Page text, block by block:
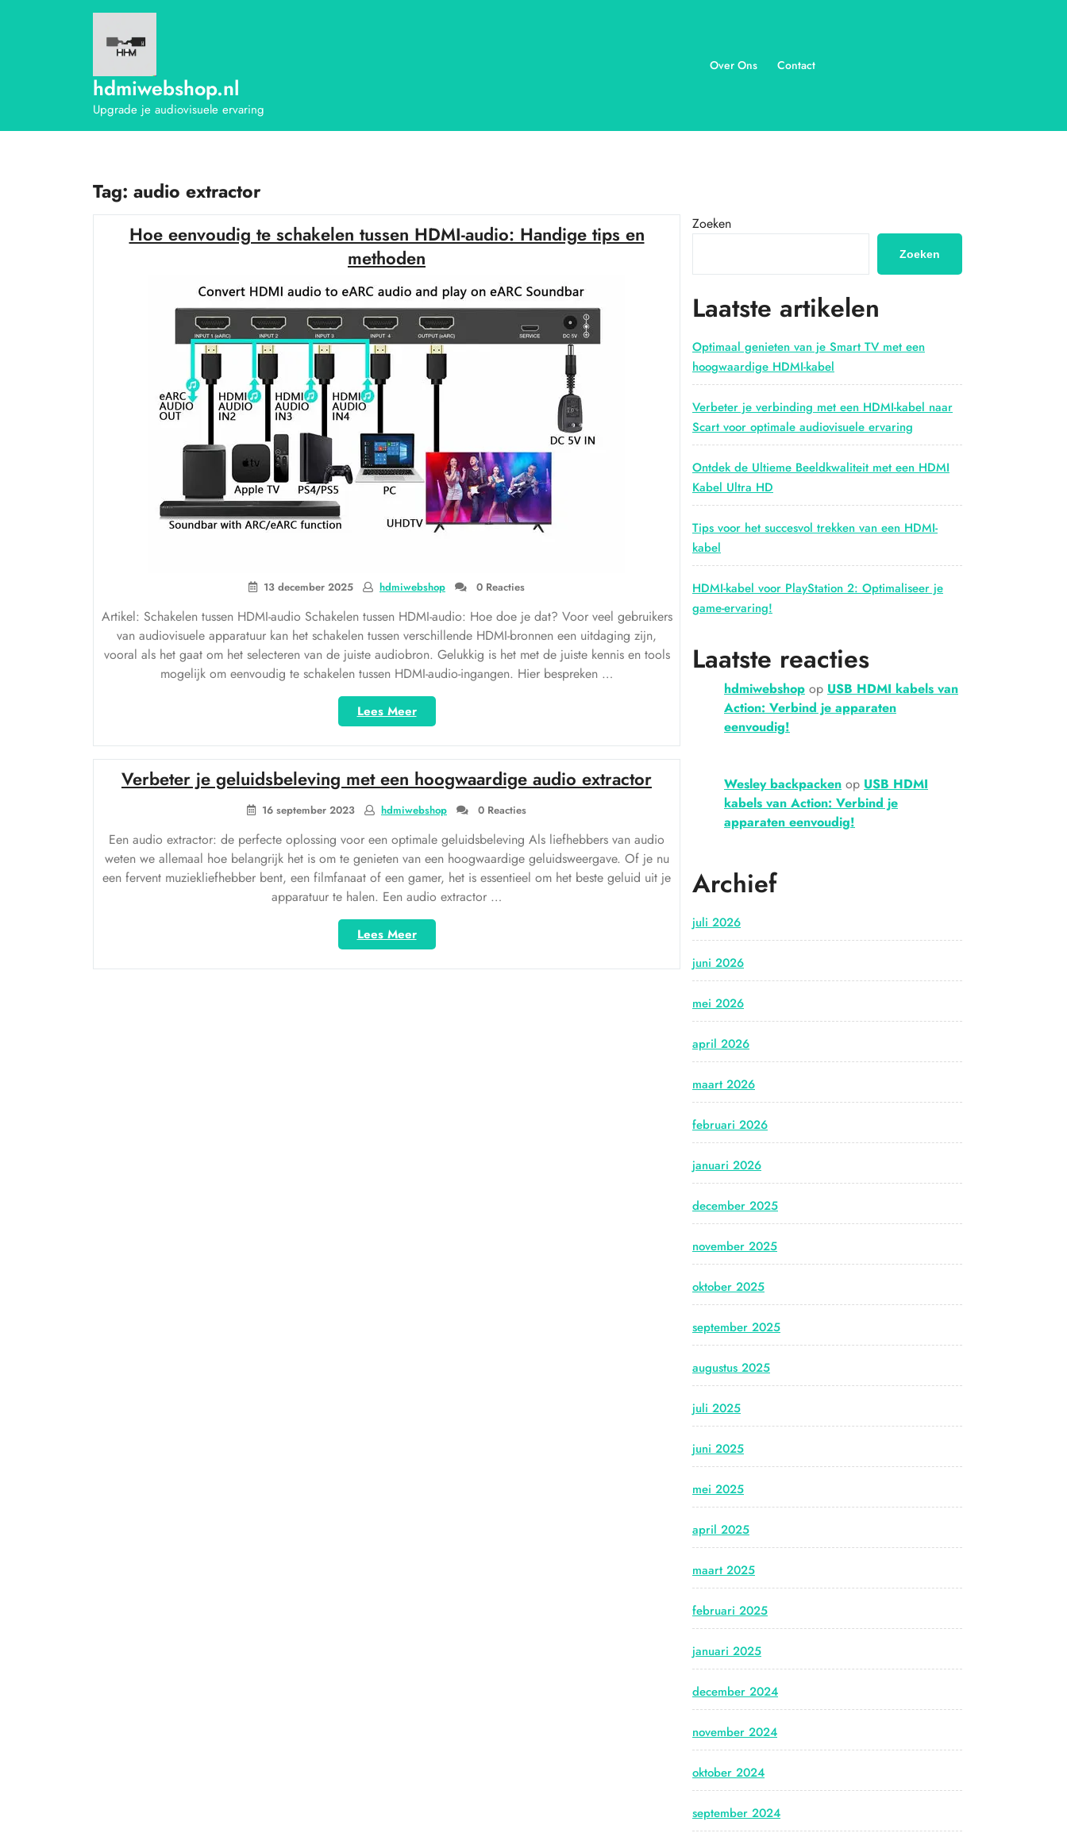
hdmiwebshop.nl
Upgrade je audiovisuele ervaring
Over Ons Contact
Tag: audio extractor
Hoe eenvoudig te schakelen tussen HDMI-audio: Handige tips en
methoden
13 december 2025 hdmiwebshop 0 Reacties
Artikel: Schakelen tussen HDMI-audio Schakelen tussen HDMI-audio: Hoe doe je dat? Voor veel gebruikers
van audiovisuele apparatuur kan het schakelen tussen verschillende HDMI-bronnen een uitdaging zijn,
vooral als het gaat om het selecteren van de juiste audiobron. Gelukkig is het met de juiste kennis en tools
mogelijk om eenvoudig te schakelen tussen HDMI-audio-ingangen. Hier bespreken …
Lees Meer“Hoe
eenvoudig
te
schakelen
tussen
audio:
Handige
en
methoden”
Verbeter je geluidsbeleving met een hoogwaardige audio extractor
16 september 2023 hdmiwebshop 0 Reacties
Een audio extractor: de perfecte oplossing voor een optimale geluidsbeleving Als liefhebbers van audio
weten we allemaal hoe belangrijk het is om te genieten van een hoogwaardige geluidsweergave. Of je nu
een fervent muziekliefhebber bent, een filmfanaat of een gamer, het is essentieel om het beste geluid uit je
apparatuur te halen. Een audio extractor …
Lees Meer“Verbeter
je
geluidsbeleving
Zoeken
Zoeken
Laatste artikelen
Optimaal genieten van je Smart TV met een
hoogwaardige HDMI-kabel
Verbeter je verbinding met een HDMI-kabel naar
Scart voor optimale audiovisuele ervaring
Ontdek de Ultieme Beeldkwaliteit met een HDMI
Kabel Ultra HD
Tips voor het succesvol trekken van een HDMI-
kabel
HDMI-kabel voor PlayStation 2: Optimaliseer je
game-ervaring!
Laatste reacties
hdmiwebshop op USB HDMI kabels van
Action: Verbind je apparaten
eenvoudig!
Wesley backpacken op USB HDMI
kabels van Action: Verbind je
apparaten eenvoudig!
Archief
juli 2026
juni 2026
mei 2026
april 2026
maart 2026
februari 2026
januari 2026
december 2025
november 2025
oktober 2025
september 2025
augustus 2025
juli 2025
juni 2025
mei 2025
april 2025
maart 2025
februari 2025
januari 2025
december 2024
november 2024
oktober 2024
september 2024